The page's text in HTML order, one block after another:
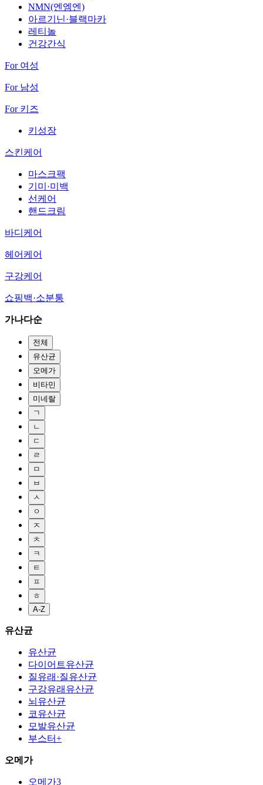
NMN(엔엠엔)
아르기닌·블랙마카
레티놀
건강간식
For 여성
For 남성
For 키즈
키성장
스킨케어
마스크팩
기미·미백
선케어
핸드크림
바디케어
헤어케어
구강케어
쇼핑백·소분통
가나다순
전체
유산균
오메가
비타민
미네랄
ㄱ
ㄴ
ㄷ
ㄹ
ㅁ
ㅂ
ㅅ
ㅇ
ㅈ
ㅊ
ㅋ
ㅌ
ㅍ
ㅎ
A-Z
유산균
유산균
다이어트유산균
질유래·질유산균
구강유래유산균
뇌유산균
코유산균
모발유산균
부스터+
오메가
오메가3